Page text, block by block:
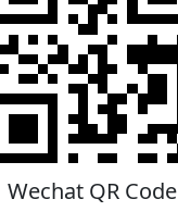
Wechat QR Code